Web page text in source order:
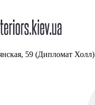
59 (Дипломат Холл)